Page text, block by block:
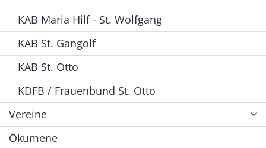
KAB Maria Hilf - St. Wolfgang
KAB St. Gangolf
KAB St. Otto
KDFB / Frauenbund St. Otto
Vereine
Ökumene